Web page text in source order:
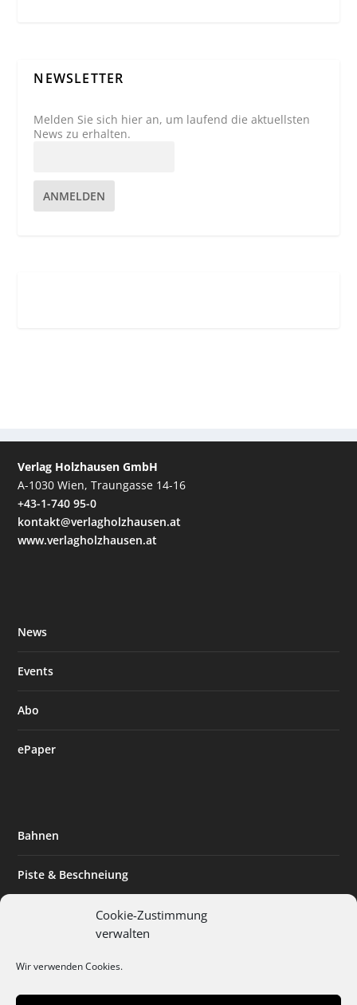
Cookie-Zustimmung
verwalten
Wir verwenden Cookies.
NEWSLETTER
Melden Sie sich hier an, um laufend die aktuellsten
News zu erhalten.
ANMELDEN
Verlag Holzhausen GmbH
A-1030 Wien, Traungasse 14-16
+43-1-740 95-0
kontakt@verlagholzhausen.at
www.verlagholzhausen.at
News
Events
Abo
ePaper
Bahnen
Piste & Beschneiung
Expertise & Technik